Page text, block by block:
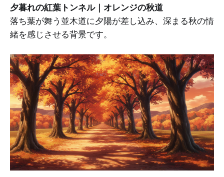
夕暮れの紅葉トンネル｜オレンジの秋道
落ち葉が舞う並木道に夕陽が差し込み、深まる秋の情
緒を感じさせる背景です。